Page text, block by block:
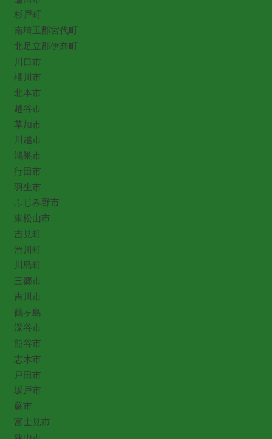
杉戸町
南埼玉郡宮代町
北足立郡伊奈町
川口市
桶川市
北本市
越谷市
草加市
川越市
鴻巣市
行田市
羽生市
ふじみ野市
東松山市
吉見町
滑川町
川島町
三郷市
吉川市
鶴ヶ島
深谷市
熊谷市
志木市
戸田市
坂戸市
蕨市
富士見市